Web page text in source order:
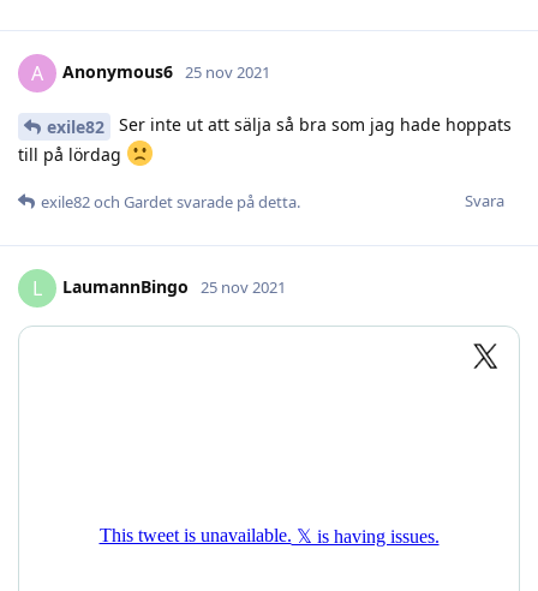
A Anonymous6 25 nov 2021
exile82
Ser inte ut att sälja så bra som jag hade hoppats
till på lördag
Svara
exile82och Gardetsvarade på detta.
L LaumannBingo 25 nov 2021